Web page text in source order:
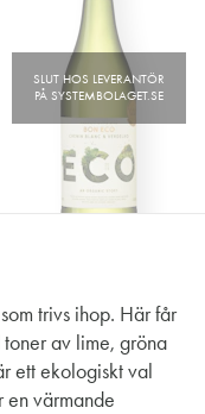
trivs ihop. Här får
av lime, gröna
ett ekologiskt val
en värmande